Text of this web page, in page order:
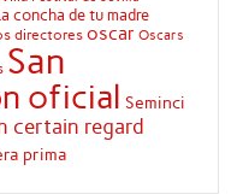
concha de tu madre
directores oscar Oscars
San
oficial Seminci
certain regard
prima